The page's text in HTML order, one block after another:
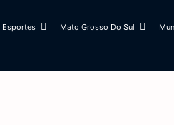
Esportes Mato Grosso Do Sul